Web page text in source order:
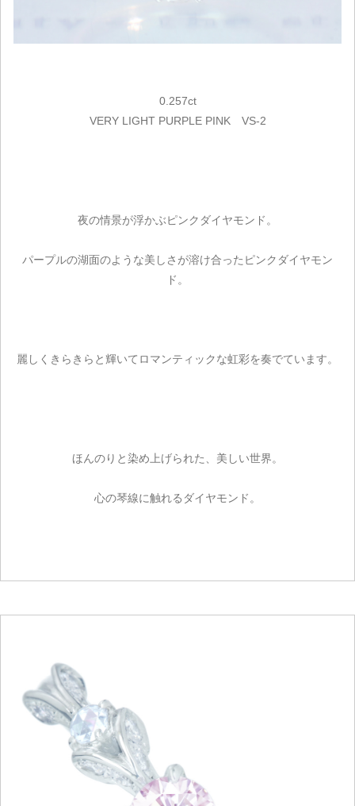
0.257ct
VERY LIGHT PURPLE PINK VS-2
夜の情景が浮かぶピンクダイヤモンド。
パープルの湖面のような美しさが溶け合ったピンクダイヤモン
ド。
麗しくきらきらと輝いてロマンティックな虹彩を奏でています。
ほんのりと染め上げられた、美しい世界。
心の琴線に触れるダイヤモンド。